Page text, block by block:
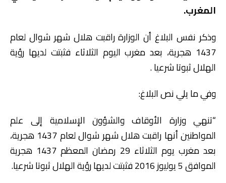
المغرب.
وذكر نفس البلاغ أن الوزارة راقبت هلال شهر شوال لعام
1437 هجرية، بعد مغرب اليوم الثلاثاء فثبتت لديها رؤية
الهلال ثبوتا شرعيا .
وفي ما يلي نص البلاغ:
“تنهي وزارة الأوقاف والشؤون الإسلامية إلى علم
المواطنين أنها راقبت هلال شهر شوال لعام 1437 هجرية،
بعد مغرب يوم الثلاثاء 29 رمضان المعظم 1437 هجرية
الموافق 5 يوليوز 2016 فثبتت لديها رؤية الهلال ثبوتا شرعيا.